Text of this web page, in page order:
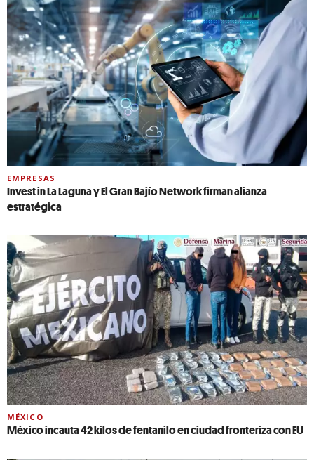
EMPRESAS
Invest in La Laguna y El Gran Bajío Network firman alianza
estratégica
MÉXICO
México incauta 42 kilos de fentanilo en ciudad fronteriza con EU